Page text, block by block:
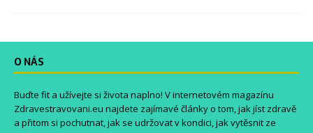
O NÁS
Buďte fit a užívejte si života naplno! V internetovém magazínu
Zdravestravovani.eu najdete zajímavé články o tom, jak jíst zdravě
a přitom si pochutnat, jak se udržovat v kondici, jak vytěsnit ze